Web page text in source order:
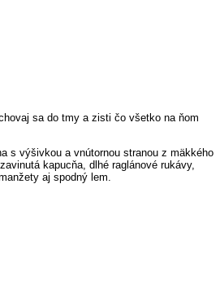
sa do tmy a zisti čo všetko na ňom
s výšivkou a vnútornou stranou z mäkkého
kapucňa, dlhé raglánové rukávy,
aj spodný lem.